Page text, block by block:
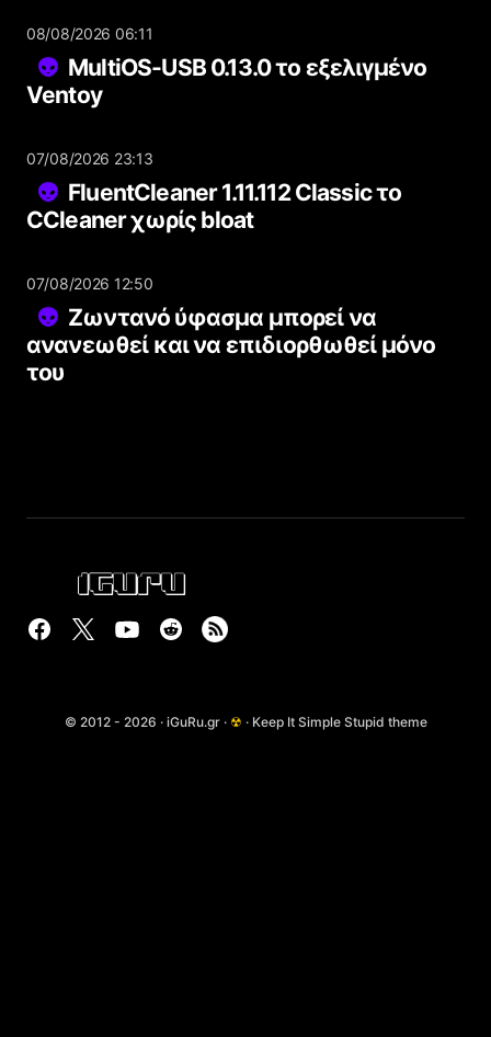
08/08/2026 06:11
MultiOS-USB 0.13.0 το εξελιγμένο
Ventoy
07/08/2026 23:13
FluentCleaner 1.11.112 Classic το
CCleaner χωρίς bloat
07/08/2026 12:50
Ζωντανό ύφασμα μπορεί να
ανανεωθεί και να επιδιορθωθεί μόνο
του
© 2012 - 2026 · iGuRu.gr · ☢ · Keep It Simple Stupid theme